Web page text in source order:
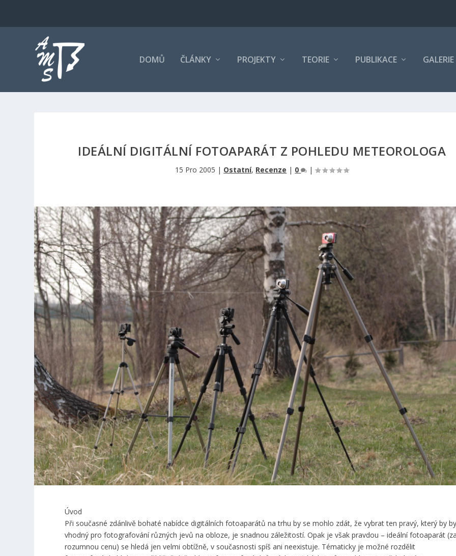
DOMŮ ČLÁNKY PROJEKTY TEORIE PUBLIKACE GALERIE
IDEÁLNÍ DIGITÁLNÍ FOTOAPARÁT Z POHLEDU METEOROLOGA
15 Pro 2005 | Ostatní, Recenze | 0 |
Úvod
Při současné zdánlivě bohaté nabídce digitálních fotoaparátů na trhu by se mohlo zdát, že vybrat ten pravý, který by
vhodný pro fotografování různých jevů na obloze, je snadnou záležitostí. Opak je však pravdou – ideální fotoaparát
rozumnou cenu) se hledá jen velmi obtížně, v současnosti spíš ani neexistuje. Tématicky je možné rozdělit